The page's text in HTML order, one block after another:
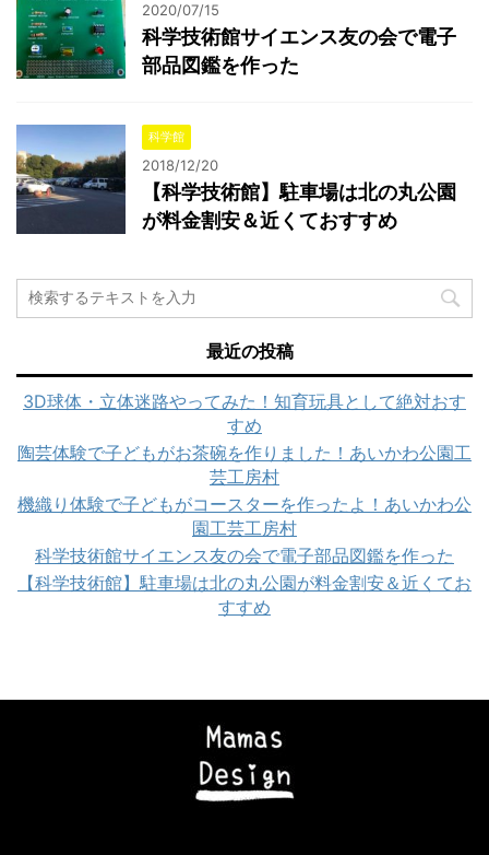
2020/07/15
科学技術館サイエンス友の会で電子
部品図鑑を作った
科学館
2018/12/20
【科学技術館】駐車場は北の丸公園
が料金割安＆近くておすすめ
最近の投稿
3D球体・立体迷路やってみた！知育玩具として絶対おす
すめ
陶芸体験で子どもがお茶碗を作りました！あいかわ公園工
芸工房村
機織り体験で子どもがコースターを作ったよ！あいかわ公
園工芸工房村
科学技術館サイエンス友の会で電子部品図鑑を作った
【科学技術館】駐車場は北の丸公園が料金割安＆近くてお
すすめ